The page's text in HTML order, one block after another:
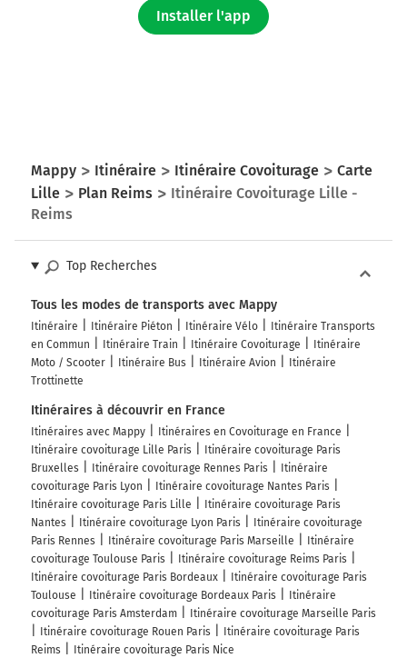
Installer l'app
Mappy Itinéraire Itinéraire Covoiturage
Carte
Lille
Plan Reims
Itinéraire Covoiturage Lille -
Reims
Top Recherches
Tous les modes de transports avec Mappy
Itinéraire Itinéraire Piéton Itinéraire Vélo
Itinéraire Transports
en Commun
Itinéraire Train Itinéraire Covoiturage
Itinéraire
Moto / Scooter
Itinéraire Bus Itinéraire Avion
Itinéraire
Trottinette
Itinéraires à découvrir en France
Itinéraires avec Mappy
Itinéraires en Covoiturage en France
Itinéraire covoiturage Lille Paris
Itinéraire covoiturage Paris
Bruxelles
Itinéraire covoiturage Rennes Paris
Itinéraire
covoiturage Paris Lyon
Itinéraire covoiturage Nantes Paris
Itinéraire covoiturage Paris Lille
Itinéraire covoiturage Paris
Nantes
Itinéraire covoiturage Lyon Paris
Itinéraire covoiturage
Paris Rennes
Itinéraire covoiturage Paris Marseille
Itinéraire
covoiturage Toulouse Paris
Itinéraire covoiturage Reims Paris
Itinéraire covoiturage Paris Bordeaux
Itinéraire covoiturage Paris
Toulouse
Itinéraire covoiturage Bordeaux Paris
Itinéraire
covoiturage Paris Amsterdam
Itinéraire covoiturage Marseille Paris
Itinéraire covoiturage Rouen Paris
Itinéraire covoiturage Paris
Reims
Itinéraire covoiturage Paris Nice